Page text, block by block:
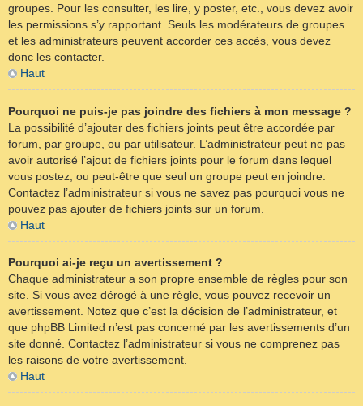
groupes. Pour les consulter, les lire, y poster, etc., vous devez avoir
les permissions s’y rapportant. Seuls les modérateurs de groupes
et les administrateurs peuvent accorder ces accès, vous devez
donc les contacter.
Haut
Pourquoi ne puis-je pas joindre des fichiers à mon message ?
La possibilité d’ajouter des fichiers joints peut être accordée par
forum, par groupe, ou par utilisateur. L’administrateur peut ne pas
avoir autorisé l’ajout de fichiers joints pour le forum dans lequel
vous postez, ou peut-être que seul un groupe peut en joindre.
Contactez l’administrateur si vous ne savez pas pourquoi vous ne
pouvez pas ajouter de fichiers joints sur un forum.
Haut
Pourquoi ai-je reçu un avertissement ?
Chaque administrateur a son propre ensemble de règles pour son
site. Si vous avez dérogé à une règle, vous pouvez recevoir un
avertissement. Notez que c’est la décision de l’administrateur, et
que phpBB Limited n’est pas concerné par les avertissements d’un
site donné. Contactez l’administrateur si vous ne comprenez pas
les raisons de votre avertissement.
Haut